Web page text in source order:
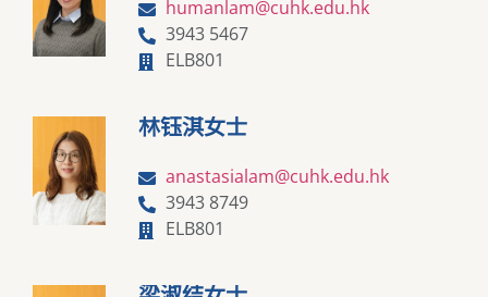
humanlam@cuhk.edu.hk
3943 5467
ELB801
林钰淇女士
anastasialam@cuhk.edu.hk
3943 8749
ELB801